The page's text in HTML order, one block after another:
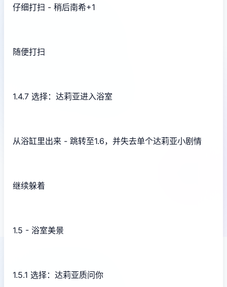
仔细打扫 - 稍后南希+1
随便打扫
1.4.7 选择：达莉亚进入浴室
从浴缸里出来 - 跳转至1.6，并失去单个达莉亚小剧情
继续躲着
1.5 - 浴室美景
1.5.1 选择：达莉亚质问你